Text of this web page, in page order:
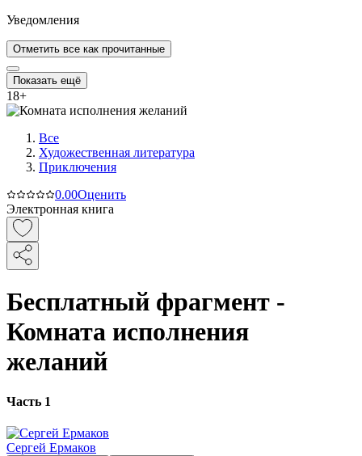
Уведомления
Отметить все как прочитанные
Показать ещё
18+
Все
Художественная литература
Приключения
0.00Оценить
Электронная книга
Бесплатный фрагмент -
Комната исполнения
желаний
Часть 1
Сергей Ермаков